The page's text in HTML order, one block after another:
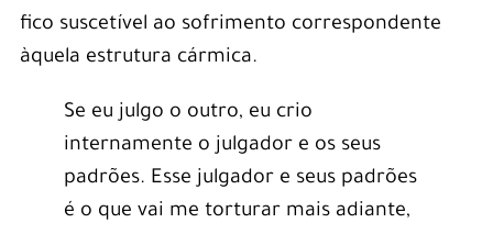
fico suscetível ao sofrimento correspondente
àquela estrutura cármica.
Se eu julgo o outro, eu crio
internamente o julgador e os seus
padrões. Esse julgador e seus padrões
é o que vai me torturar mais adiante,